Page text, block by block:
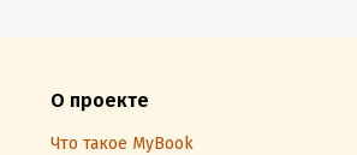
О проекте
Что такое MyBook